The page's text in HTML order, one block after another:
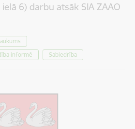
6) darbu atsāk SIA ZAAO
informē
Sabiedrība